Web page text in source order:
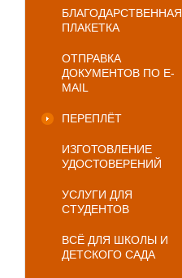
БЛАГОДАРСТВЕННАЯ
ПЛАКЕТКА
ОТПРАВКА
ДОКУМЕНТОВ ПО E-
MAIL
ПЕРЕПЛЁТ
ИЗГОТОВЛЕНИЕ
УДОСТОВЕРЕНИЙ
УСЛУГИ ДЛЯ
СТУДЕНТОВ
ВСЁ ДЛЯ ШКОЛЫ И
ДЕТСКОГО САДА